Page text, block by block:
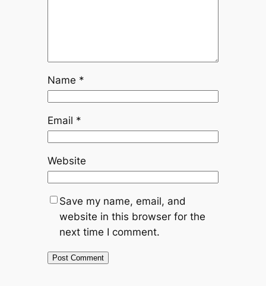
Name *
Email *
Website
Save my name, email, and
website in this browser for the
next time I comment.